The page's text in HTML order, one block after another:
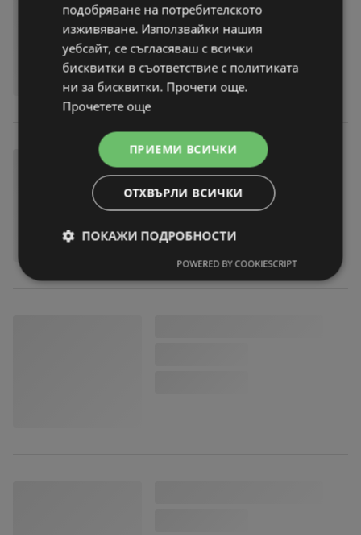
подобряване на потребителското
изживяване. Използвайки нашия
уебсайт, се съгласяваш с всички
бисквитки в съответствие с политиката
ни за бисквитки. Прочети още.
Прочетете още
ПРИЕМИ ВСИЧКИ
ОТХВЪРЛИ ВСИЧКИ
ПОКАЖИ ПОДРОБНОСТИ
POWERED BY COOKIESCRIPT